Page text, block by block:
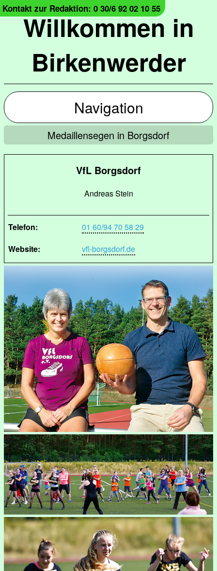
Willkommen in
Birkenwerder
Kontakt zur Redaktion: 0 30/6 92 02 10 55
Navigation
Medaillensegen in Borgsdorf
VfL Borgsdorf
Andreas Stein
Telefon:
01 60/94 70 58 29
Website:
vfl-borgsdorf.de